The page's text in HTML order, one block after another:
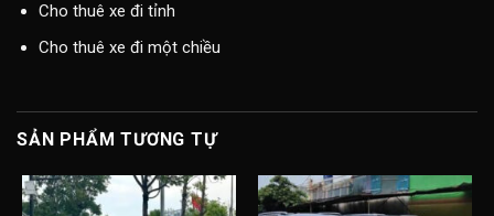
Cho thuê xe đi tỉnh
Cho thuê xe đi một chiều
SẢN PHẨM TƯƠNG TỰ